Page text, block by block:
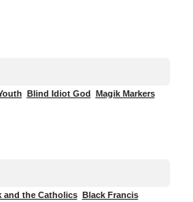
Blind Idiot God Magik Markers
and the Catholics Black Francis